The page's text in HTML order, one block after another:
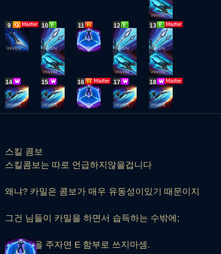
9 10 11 12 13
14 15 16 17 18
스킬 콤보
스킬콤보는 따로 언급하지않을겁니다
왜냐? 카밀은 콤보가 매우 유동성이있기 때문이지
그건 님들이 카밀을 하면서 습득하는 수밖에;
굳이 팁을 주자면 E 함부로 쓰지마셈.